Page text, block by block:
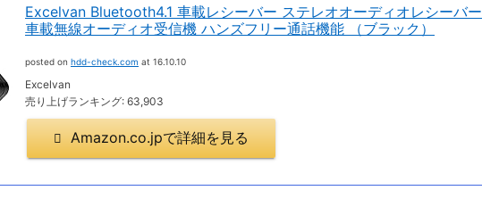
Excelvan Bluetooth4.1 車載レシーバー ステレオオーディオレシーバー
車載無線オーディオ受信機 ハンズフリー通話機能 （ブラック）
posted on hdd-check.com at 16.10.10
Excelvan
売り上げランキング: 63,903
Amazon.co.jpで詳細を見る